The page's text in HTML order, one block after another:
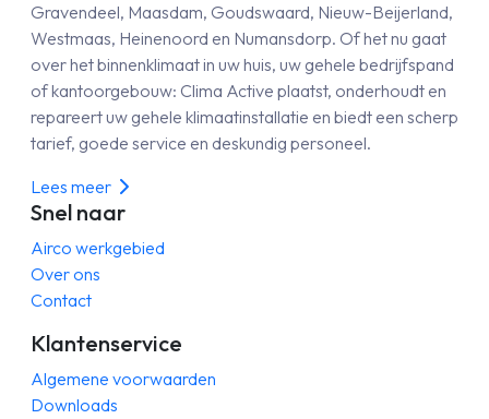
Gravendeel, Maasdam, Goudswaard, Nieuw-Beijerland,
Westmaas, Heinenoord en Numansdorp. Of het nu gaat
over het binnenklimaat in uw huis, uw gehele bedrijfspand
of kantoorgebouw: Clima Active plaatst, onderhoudt en
repareert uw gehele klimaatinstallatie en biedt een scherp
tarief, goede service en deskundig personeel.
Lees meer
Snel naar
Airco werkgebied
Over ons
Contact
Klantenservice
Algemene voorwaarden
Downloads